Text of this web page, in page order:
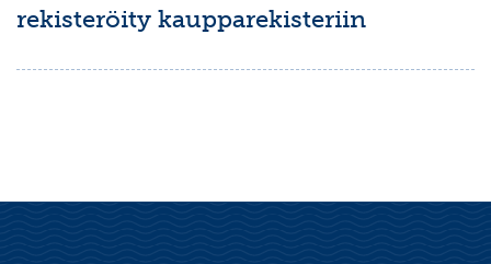
rekisteröity kaupparekisteriin